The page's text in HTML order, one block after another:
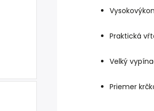
Praktická
Velký
Priemer